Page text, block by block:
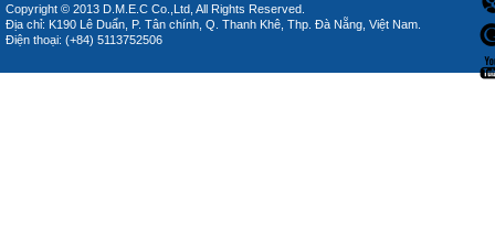
Copyright © 2013 D.M.E.C Co.,Ltd, All Rights Reserved.
Địa chỉ: K190 Lê Duẩn, P. Tân chính, Q. Thanh Khê, Thp. Đà Nẵng, Việt Nam.
Điện thoại: (+84) 5113752506